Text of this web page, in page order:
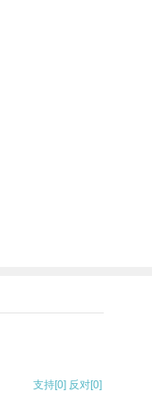
支持[0] 反对[0]